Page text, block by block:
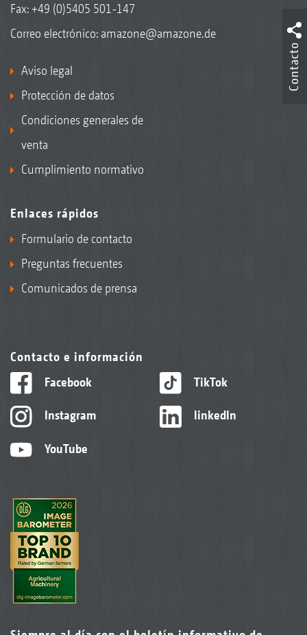
Fax: +49 (0)5405 501-147
Correo electrónico: amazone@amazone.de
Aviso legal
Protección de datos
Condiciones generales de
venta
Cumplimiento normativo
Enlaces rápidos
Formulario de contacto
Preguntas frecuentes
Comunicados de prensa
Contacto e información
Facebook
Instagram
YouTube
TikTok
linkedIn
Contacto